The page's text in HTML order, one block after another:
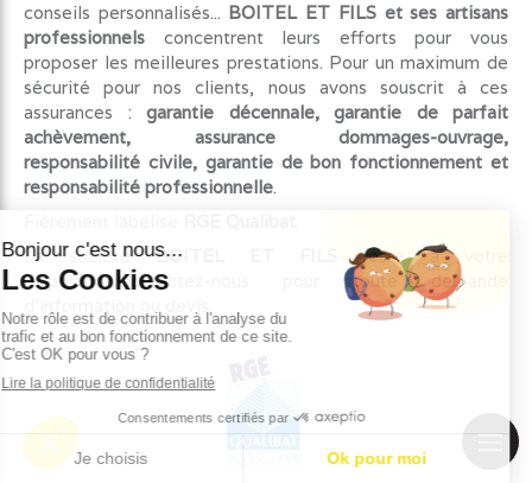
conseils personnalisés... BOITEL ET FILS et ses artisans
professionnels concentrent leurs efforts pour vous
proposer les meilleures prestations. Pour un maximum de
sécurité pour nos clients, nous avons souscrit à ces
assurances : garantie décennale, garantie de parfait
achèvement, assurance dommages-ouvrage,
responsabilité civile, garantie de bon fonctionnement et
responsabilité professionnelle.
La sociétéBOITEL ET FILS
reste à votre
disposition.Contactez-nous pour toute demande